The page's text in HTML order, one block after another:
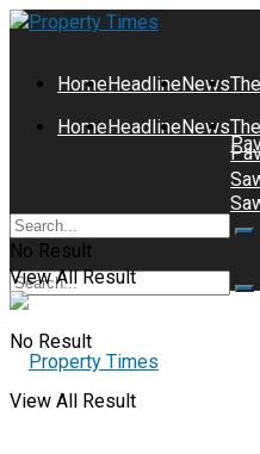
HomeHeadlineNewsThe
No Result
View All Result
HomeHeadlineNewsThe
No Result
View All Result